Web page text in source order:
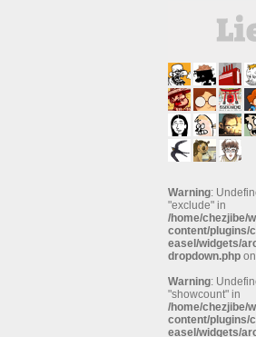
Warning:
"exclude" in
/home/chezjibe/
content/plugins/
easel/widgets/
dropdown.php
Warning:
"showcount" in
/home/chezjibe/
content/plugins/
easel/widgets/